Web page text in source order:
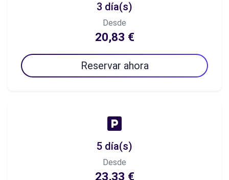
3 día(s)
Desde
20,83 €
Reservar ahora
5 día(s)
Desde
23,33 €